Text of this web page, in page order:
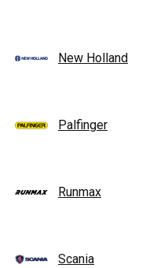
New Holland
Palfinger
Runmax
Scania